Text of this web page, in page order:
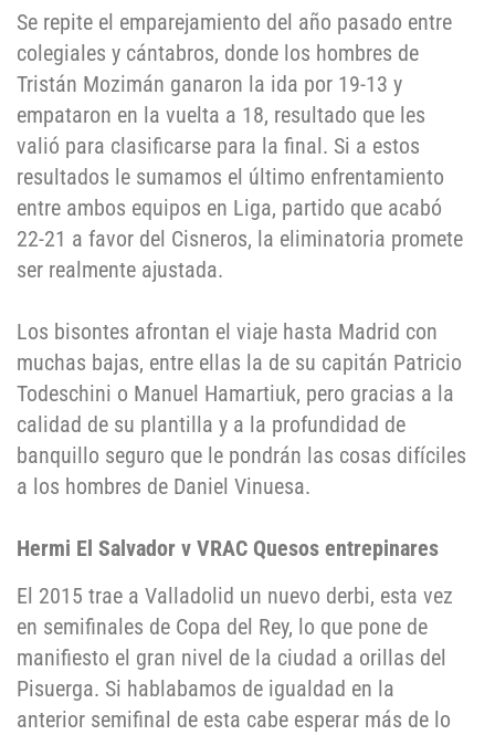
Se repite el emparejamiento del año pasado entre
colegiales y cántabros, donde los hombres de
Tristán Mozimán ganaron la ida por 19-13 y
empataron en la vuelta a 18, resultado que les
valió para clasificarse para la final. Si a estos
resultados le sumamos el último enfrentamiento
entre ambos equipos en Liga, partido que acabó
22-21 a favor del Cisneros, la eliminatoria promete
ser realmente ajustada.
Los bisontes afrontan el viaje hasta Madrid con
muchas bajas, entre ellas la de su capitán Patricio
Todeschini o Manuel Hamartiuk, pero gracias a la
calidad de su plantilla y a la profundidad de
banquillo seguro que le pondrán las cosas difíciles
a los hombres de Daniel Vinuesa.
Hermi El Salvador v VRAC Quesos entrepinares
El 2015 trae a Valladolid un nuevo derbi, esta vez
en semifinales de Copa del Rey, lo que pone de
manifiesto el gran nivel de la ciudad a orillas del
Pisuerga. Si hablabamos de igualdad en la
anterior semifinal de esta cabe esperar más de lo